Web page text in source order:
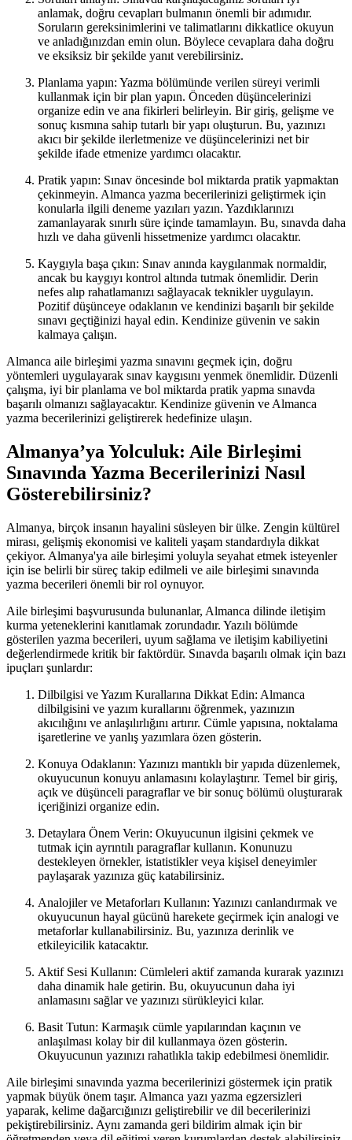
anlamak, doğru cevapları bulmanın önemli bir adımıdır.
Soruların gereksinimlerini ve talimatlarını dikkatlice okuyun
ve anladığınızdan emin olun. Böylece cevaplara daha doğru
ve eksiksiz bir şekilde yanıt verebilirsiniz.
Planlama yapın: Yazma bölümünde verilen süreyi verimli
kullanmak için bir plan yapın. Önceden düşüncelerinizi
organize edin ve ana fikirleri belirleyin. Bir giriş, gelişme ve
sonuç kısmına sahip tutarlı bir yapı oluşturun. Bu, yazınızı
akıcı bir şekilde ilerletmenize ve düşüncelerinizi net bir
şekilde ifade etmenize yardımcı olacaktır.
Pratik yapın: Sınav öncesinde bol miktarda pratik yapmaktan
çekinmeyin. Almanca yazma becerilerinizi geliştirmek için
konularla ilgili deneme yazıları yazın. Yazdıklarınızı
zamanlayarak sınırlı süre içinde tamamlayın. Bu, sınavda daha
hızlı ve daha güvenli hissetmenize yardımcı olacaktır.
Kaygıyla başa çıkın: Sınav anında kaygılanmak normaldir,
ancak bu kaygıyı kontrol altında tutmak önemlidir. Derin
nefes alıp rahatlamanızı sağlayacak teknikler uygulayın.
Pozitif düşünceye odaklanın ve kendinizi başarılı bir şekilde
sınavı geçtiğinizi hayal edin. Kendinize güvenin ve sakin
kalmaya çalışın.
Almanca aile birleşimi yazma sınavını geçmek için, doğru
yöntemleri uygulayarak sınav kaygısını yenmek önemlidir. Düzenli
çalışma, iyi bir planlama ve bol miktarda pratik yapma sınavda
başarılı olmanızı sağlayacaktır. Kendinize güvenin ve Almanca
yazma becerilerinizi geliştirerek hedefinize ulaşın.
Almanya’ya Yolculuk: Aile Birleşimi
Sınavında Yazma Becerilerinizi Nasıl
Gösterebilirsiniz?
Almanya, birçok insanın hayalini süsleyen bir ülke. Zengin kültürel
mirası, gelişmiş ekonomisi ve kaliteli yaşam standardıyla dikkat
çekiyor. Almanya'ya aile birleşimi yoluyla seyahat etmek isteyenler
için ise belirli bir süreç takip edilmeli ve aile birleşimi sınavında
yazma becerileri önemli bir rol oynuyor.
Aile birleşimi başvurusunda bulunanlar, Almanca dilinde iletişim
kurma yeteneklerini kanıtlamak zorundadır. Yazılı bölümde
gösterilen yazma becerileri, uyum sağlama ve iletişim kabiliyetini
değerlendirmede kritik bir faktördür. Sınavda başarılı olmak için bazı
ipuçları şunlardır:
Dilbilgisi ve Yazım Kurallarına Dikkat Edin: Almanca
dilbilgisini ve yazım kurallarını öğrenmek, yazınızın
akıcılığını ve anlaşılırlığını artırır. Cümle yapısına, noktalama
işaretlerine ve yanlış yazımlara özen gösterin.
Konuya Odaklanın: Yazınızı mantıklı bir yapıda düzenlemek,
okuyucunun konuyu anlamasını kolaylaştırır. Temel bir giriş,
açık ve düşünceli paragraflar ve bir sonuç bölümü oluşturarak
içeriğinizi organize edin.
Detaylara Önem Verin: Okuyucunun ilgisini çekmek ve
tutmak için ayrıntılı paragraflar kullanın. Konunuzu
destekleyen örnekler, istatistikler veya kişisel deneyimler
paylaşarak yazınıza güç katabilirsiniz.
Analojiler ve Metaforları Kullanın: Yazınızı canlandırmak ve
okuyucunun hayal gücünü harekete geçirmek için analogi ve
metaforlar kullanabilirsiniz. Bu, yazınıza derinlik ve
etkileyicilik katacaktır.
Aktif Sesi Kullanın: Cümleleri aktif zamanda kurarak yazınızı
daha dinamik hale getirin. Bu, okuyucunun daha iyi
anlamasını sağlar ve yazınızı sürükleyici kılar.
Basit Tutun: Karmaşık cümle yapılarından kaçının ve
anlaşılması kolay bir dil kullanmaya özen gösterin.
Okuyucunun yazınızı rahatlıkla takip edebilmesi önemlidir.
Aile birleşimi sınavında yazma becerilerinizi göstermek için pratik
yapmak büyük önem taşır. Almanca yazı yazma egzersizleri
yaparak, kelime dağarcığınızı geliştirebilir ve dil becerilerinizi
pekiştirebilirsiniz. Aynı zamanda geri bildirim almak için bir